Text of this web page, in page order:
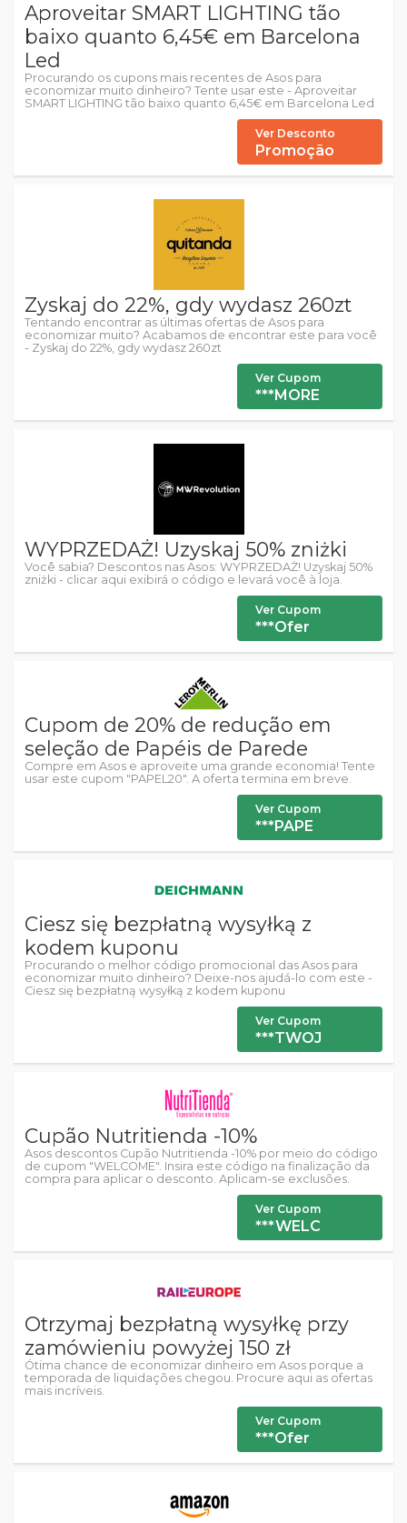
Aproveitar SMART LIGHTING tão
baixo quanto 6,45€ em Barcelona
Led
Procurando os cupons mais recentes de Asos para
economizar muito dinheiro? Tente usar este - Aproveitar
SMART LIGHTING tão baixo quanto 6,45€ em Barcelona Led
Ver Desconto
Promoção
Zyskaj do 22%, gdy wydasz 260zt
Tentando encontrar as últimas ofertas de Asos para
economizar muito? Acabamos de encontrar este para você
- Zyskaj do 22%, gdy wydasz 260zt
Ver Cupom
***MORE
WYPRZEDAŻ! Uzyskaj 50% zniżki
Você sabia? Descontos nas Asos: WYPRZEDAŻ! Uzyskaj 50%
zniżki - clicar aqui exibirá o código e levará você à loja.
Ver Cupom
***Ofer
Cupom de 20% de redução em
seleção de Papéis de Parede
Compre em Asos e aproveite uma grande economia! Tente
usar este cupom "PAPEL20". A oferta termina em breve.
Ver Cupom
***PAPE
Ciesz się bezpłatną wysyłką z
kodem kuponu
Procurando o melhor código promocional das Asos para
economizar muito dinheiro? Deixe-nos ajudá-lo com este -
Ciesz się bezpłatną wysyłką z kodem kuponu
Ver Cupom
***TWOJ
Cupão Nutritienda -10%
Asos descontos Cupão Nutritienda -10% por meio do código
de cupom "WELCOME". Insira este código na finalização da
compra para aplicar o desconto. Aplicam-se exclusões.
Ver Cupom
***WELC
Otrzymaj bezpłatną wysyłkę przy
zamówieniu powyżej 150 zł
Ótima chance de economizar dinheiro em Asos porque a
temporada de liquidações chegou. Procure aqui as ofertas
mais incríveis.
Ver Cupom
***Ofer